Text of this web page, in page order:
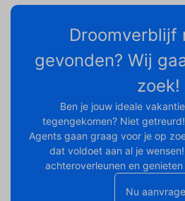
Droomverblijf
gevonden? Wij
zoek!
Ben je jouw ideale
tegengekomen? Niet
Agents gaan graag voor je op
dat voldoet aan al je
achteroverleunen en
Nu